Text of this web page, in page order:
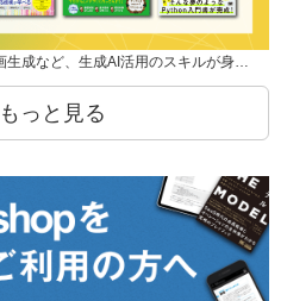
生成など、生成AI活用のスキルが身…
っと見る